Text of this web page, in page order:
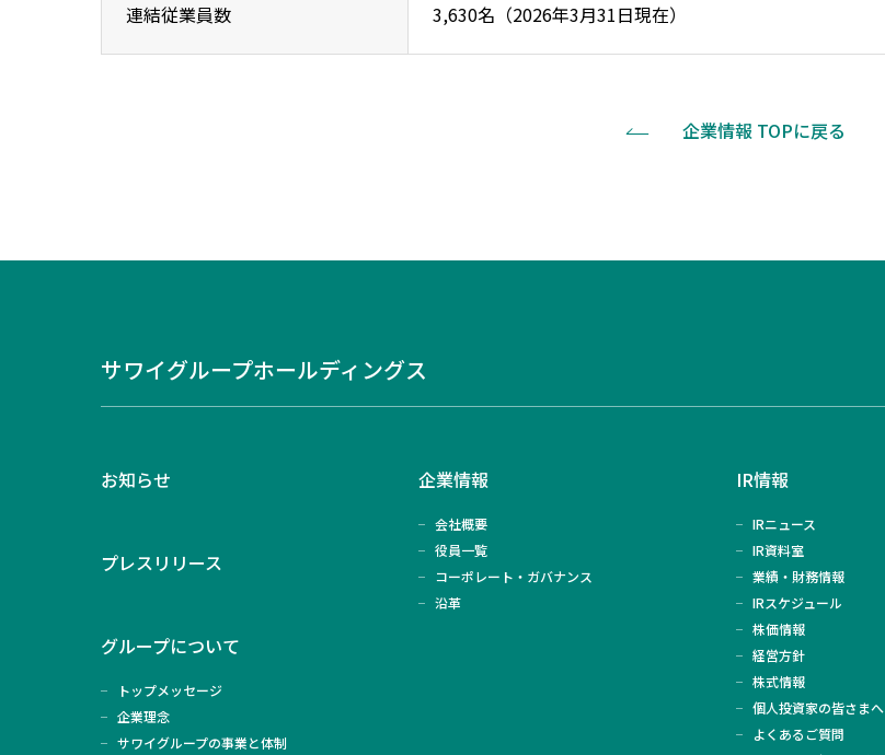
連結従業員数 3,630名（2026年3月31日現在）
企業情報 TOPに戻る
サワイグループホールディングス
お知らせ
プレスリリース
グループについて
トップメッセージ
企業理念
サワイグループの事業と体制
企業情報
会社概要
役員一覧
コーポレート・ガバナンス
沿革
IR情報
IRニュース
IR資料室
業績・財務情報
IRスケジュール
株価情報
経営方針
株式情報
個人投資家の皆さまへ
よくあるご質問